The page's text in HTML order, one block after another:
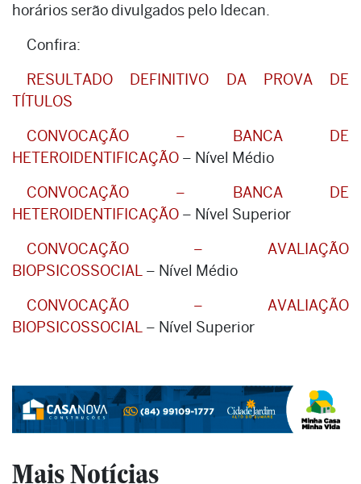
horários serão divulgados pelo Idecan.
Confira:
RESULTADO DEFINITIVO DA PROVA DE
TÍTULOS
CONVOCAÇÃO – BANCA DE
HETEROIDENTIFICAÇÃO – Nível Médio
CONVOCAÇÃO – BANCA DE
HETEROIDENTIFICAÇÃO – Nível Superior
CONVOCAÇÃO – AVALIAÇÃO
BIOPSICOSSOCIAL – Nível Médio
CONVOCAÇÃO – AVALIAÇÃO
BIOPSICOSSOCIAL – Nível Superior
Mais Notícias